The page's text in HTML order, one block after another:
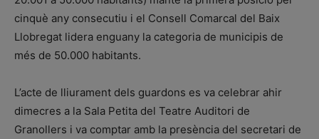
cinquè any consecutiu i el Consell Comarcal del Baix
Llobregat lidera enguany la categoria de municipis de
més de 50.000 habitants.
L’acte de lliurament dels guardons es va celebrar ahir
dimecres a la Sala Petita del Teatre Auditori de
Granollers i va comptar amb la presència del secretari de